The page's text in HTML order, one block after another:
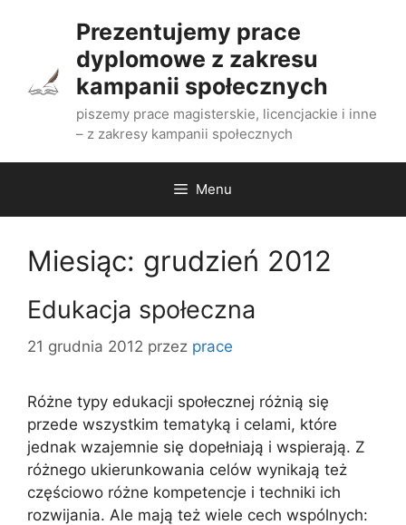
Prezentujemy prace
dyplomowe z zakresu
kampanii społecznych
piszemy prace magisterskie, licencjackie i inne
– z zakresy kampanii społecznych
Menu
Miesiąc: grudzień 2012
Edukacja społeczna
21 grudnia 2012 przez prace
Różne typy edukacji społecznej różnią się
przede wszystkim tematyką i celami, które
jednak wzajemnie się dopełniają i wspierają. Z
różnego ukierunkowania celów wynikają też
częściowo różne kompetencje i techniki ich
rozwijania. Ale mają też wiele cech wspólnych: